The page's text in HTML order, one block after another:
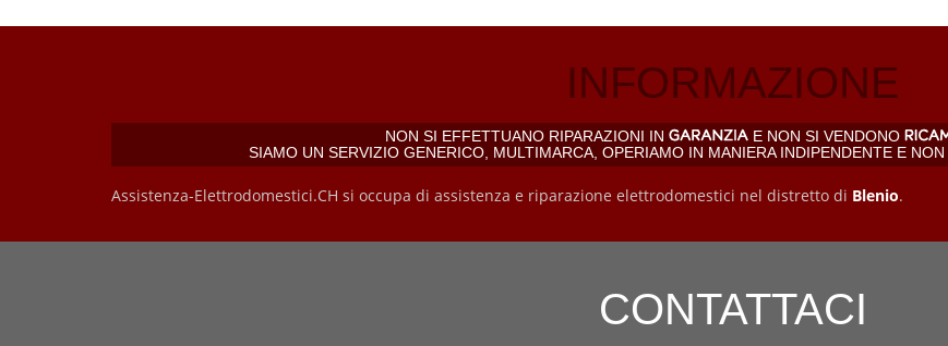
INFORMAZIONE
NON SI EFFETTUANO RIPARAZIONI IN E NON SI VENDONO
SIAMO UN SERVIZIO GENERICO, MULTIMARCA, OPERIAMO IN MANIERA INDIPENDENTE E
Assistenza-Elettrodomestici.CH si occupa di assistenza e riparazione elettrodomestici nel distretto di Blenio.
CONTATTACI